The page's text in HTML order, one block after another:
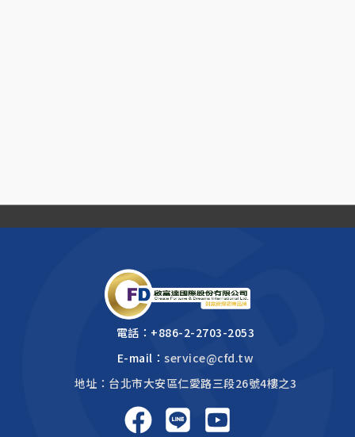
電話： +886-2-2703-2053
E-mail：service@cfd.tw
地址：台北市大安區仁愛路三段26號4樓之3